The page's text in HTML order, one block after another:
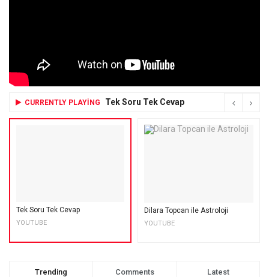
CURRENTLY PLAYING Tek Soru Tek Cevap
Tek Soru Tek Cevap
YOUTUBE
Dilara Topcan ile Astroloji
YOUTUBE
Trending Comments Latest